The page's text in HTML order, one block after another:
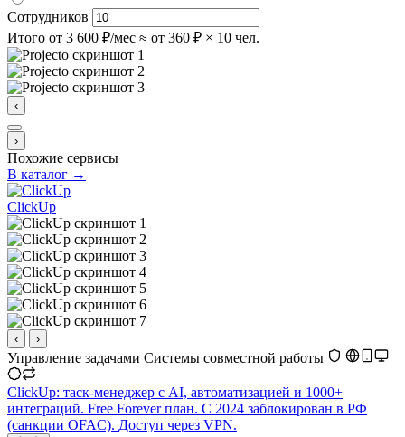
Сотрудников
Итого от 3 600 ₽/мес ≈ от 360 ₽ × 10 чел.
‹
›
Похожие сервисы
В каталог →
ClickUp
‹ ›
Управление задачами Системы совместной работы
ClickUp: таск-менеджер с AI, автоматизацией и 1000+
интеграций. Free Forever план. С 2024 заблокирован в РФ
(санкции OFAC). Доступ через VPN.